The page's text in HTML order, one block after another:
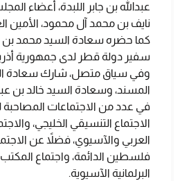
عبدالله بن جابر اللبدة، أعضاء
نايف بن محمد آل محمود، الأمين
كما حضره سعادة السيد محمد بن
سفير دولة قطر لدى جمهورية
وفي سياق متصل، شارك سعادة
المسند، وسعادة السيد خالد بن
في عدد من الاجتماعات
الاجتماع التنسيقي الخليجي،
العربي والآسيوي، فضلاً عن
فلسطين الدائمة، واجتماع المكتب
البرلمانية الآسيوية.